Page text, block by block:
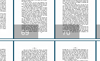
69 70